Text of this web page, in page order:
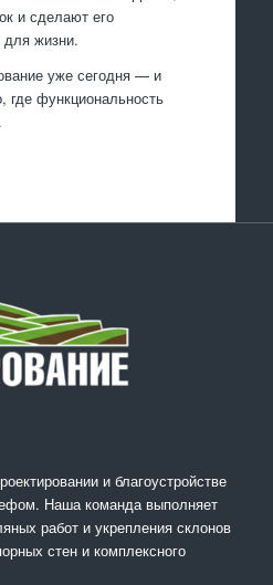
и сделают его
жизни.
уже сегодня — и
где функциональность
и благоустройстве
Наша команда выполняет
работ и укрепления склонов
стен и комплексного